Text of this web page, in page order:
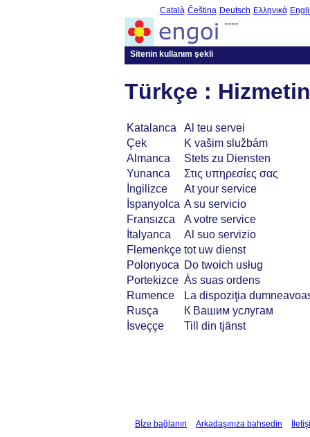
Català Čeština Deutsch Ελληνικά
----
Sitenin kullanım şekli
Türkçe :
Katalanca
Al teu servei
Çek
K vašim službám
Almanca
Stets zu Diensten
Yunanca
Στις υπηρεσίες σας
İngilizce
At your service
İspanyolca A su servicio
Fransızca
A votre service
İtalyanca
Al suo servizio
Flemenkçe tot uw dienst
Polonyoca Do twoich usług
Portekizce Às suas ordens
Rumence
La dispoziţia
Rusça
К Вашим услугам
İsveççe
Till din tjänst
Bİze bağlanın Arkadaşınıza bahsedin